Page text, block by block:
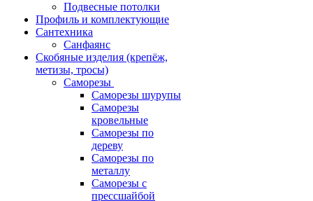
Подвесные потолки
Профиль и комплектующие
Сантехника
Санфаянс
Скобяные изделия (крепёж,
метизы, тросы)
Саморезы
Саморезы шурупы
Саморезы
кровельные
Саморезы по
дереву
Саморезы по
металлу
Саморезы с
прессшайбой